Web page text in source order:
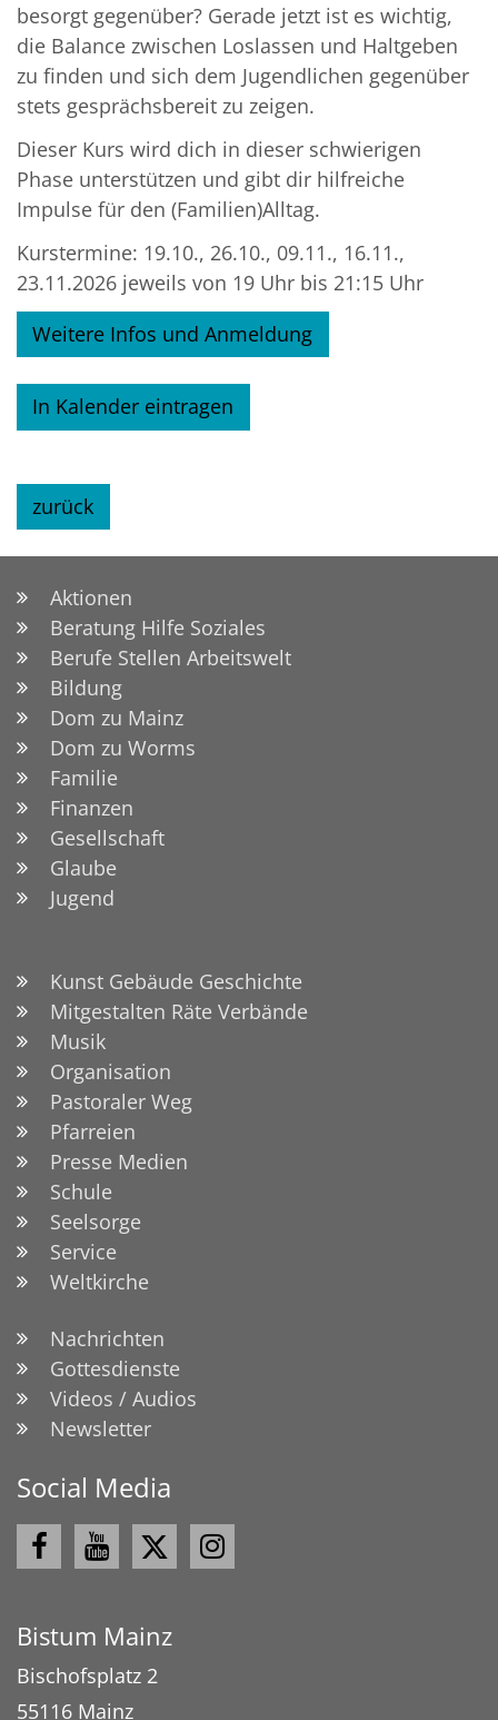
besorgt gegenüber? Gerade jetzt ist es wichtig,
die Balance zwischen Loslassen und Haltgeben
zu finden und sich dem Jugendlichen gegenüber
stets gesprächsbereit zu zeigen.
Dieser Kurs wird dich in dieser schwierigen
Phase unterstützen und gibt dir hilfreiche
Impulse für den (Familien)Alltag.
Kurstermine: 19.10., 26.10., 09.11., 16.11.,
23.11.2026 jeweils von 19 Uhr bis 21:15 Uhr
Weitere Infos und Anmeldung
In Kalender eintragen
zurück
Aktionen
Beratung Hilfe Soziales
Berufe Stellen Arbeitswelt
Bildung
Dom zu Mainz
Dom zu Worms
Familie
Finanzen
Gesellschaft
Glaube
Jugend
Kunst Gebäude Geschichte
Mitgestalten Räte Verbände
Musik
Organisation
Pastoraler Weg
Pfarreien
Presse Medien
Schule
Seelsorge
Service
Weltkirche
Nachrichten
Gottesdienste
Videos / Audios
Newsletter
Social Media
Bistum Mainz
Bischofsplatz 2
55116 Mainz